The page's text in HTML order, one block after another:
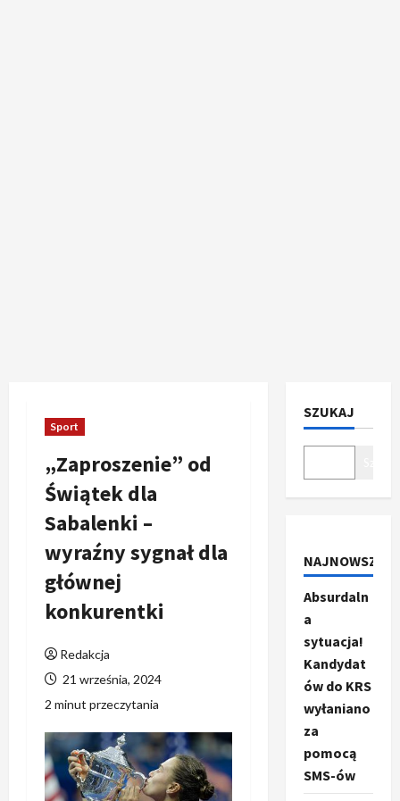
Sport
„Zaproszenie” od
Świątek dla
Sabalenki –
wyraźny sygnał dla
głównej
konkurentki
Redakcja
21 września, 2024
2 minut przeczytania
SZUKAJ
NAJNOWSZE
Absurdaln
a
sytuacja!
Kandydat
ów do KRS
wyłaniano
za
pomocą
SMS-ów